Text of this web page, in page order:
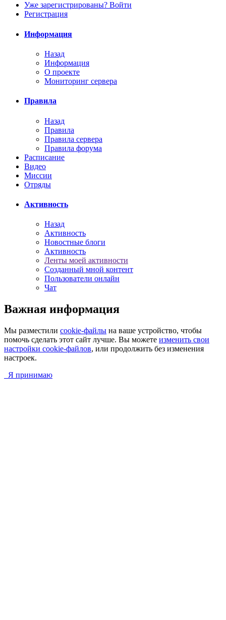
Уже зарегистрированы? Войти
Регистрация
Информация
Назад
Информация
О проекте
Мониторинг сервера
Правила
Назад
Правила
Правила сервера
Правила форума
Расписание
Видео
Миссии
Отряды
Активность
Назад
Активность
Новостные блоги
Активность
Ленты моей активности
Созданный мной контент
Пользователи онлайн
Чат
Важная информация
Мы разместили cookie-файлы на ваше устройство, чтобы
помочь сделать этот сайт лучше. Вы можете изменить свои
настройки cookie-файлов, или продолжить без изменения
настроек.
Я принимаю